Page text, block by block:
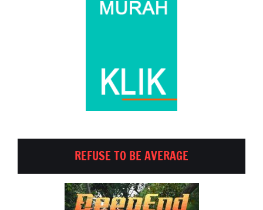
REFUSE TO BE AVERAGE